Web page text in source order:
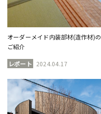
オーダーメイド内装部材(造作材)の
ご紹介
レポート 2024.04.17